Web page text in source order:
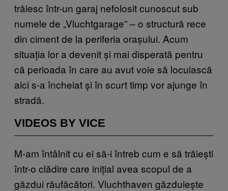
trăiesc într-un garaj nefolosit cunoscut sub
numele de „Vluchtgarage” – o structură rece
din ciment de la periferia orașului. Acum
situația lor a devenit și mai disperată pentru
că perioada în care au avut voie să locuiască
aici s-a încheiat și în scurt timp vor ajunge în
stradă.
VIDEOS BY VICE
M-am întâlnit cu ei să-i întreb cum e să trăiești
într-o clădire care inițial avea scopul de a
găzdui răufăcători. Vluchthaven găzduiește